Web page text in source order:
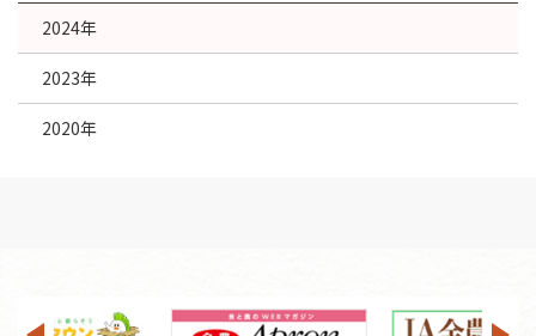
2024年
2023年
2020年